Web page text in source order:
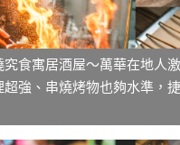
究食寓居酒屋～萬華在地人
超強、串燒烤物也夠水準，